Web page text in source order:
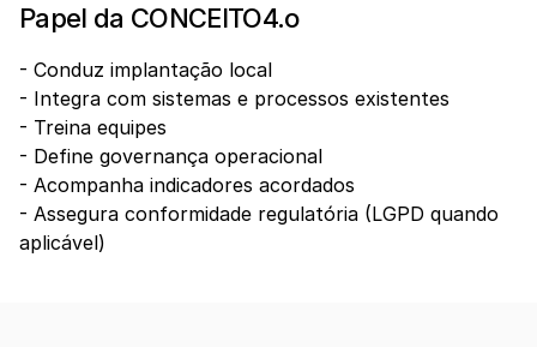
Papel da CONCEITO4.o
- Conduz implantação local
- Integra com sistemas e processos existentes
- Treina equipes
- Define governança operacional
- Acompanha indicadores acordados
- Assegura conformidade regulatória (LGPD quando
aplicável)